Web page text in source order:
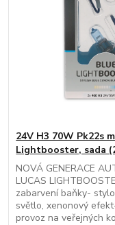
24V H3 70W Pk22s
Lightbooster, sada
NOVÁ GENERACE
LUCAS
zabarvení baňky-
světlo, xenonový
provoz na veřejných